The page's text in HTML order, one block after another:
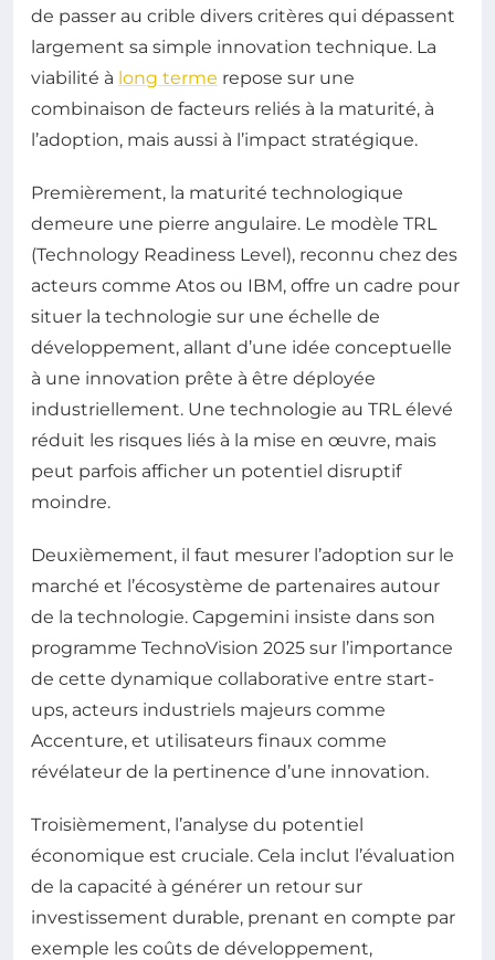
de passer au crible divers critères qui dépassent
largement sa simple innovation technique. La
viabilité à long terme repose sur une
combinaison de facteurs reliés à la maturité, à
l’adoption, mais aussi à l’impact stratégique.
Premièrement, la maturité technologique
demeure une pierre angulaire. Le modèle TRL
(Technology Readiness Level), reconnu chez des
acteurs comme Atos ou IBM, offre un cadre pour
situer la technologie sur une échelle de
développement, allant d’une idée conceptuelle
à une innovation prête à être déployée
industriellement. Une technologie au TRL élevé
réduit les risques liés à la mise en œuvre, mais
peut parfois afficher un potentiel disruptif
moindre.
Deuxièmement, il faut mesurer l’adoption sur le
marché et l’écosystème de partenaires autour
de la technologie. Capgemini insiste dans son
programme TechnoVision 2025 sur l’importance
de cette dynamique collaborative entre start-
ups, acteurs industriels majeurs comme
Accenture, et utilisateurs finaux comme
révélateur de la pertinence d’une innovation.
Troisièmement, l’analyse du potentiel
économique est cruciale. Cela inclut l’évaluation
de la capacité à générer un retour sur
investissement durable, prenant en compte par
exemple les coûts de développement,